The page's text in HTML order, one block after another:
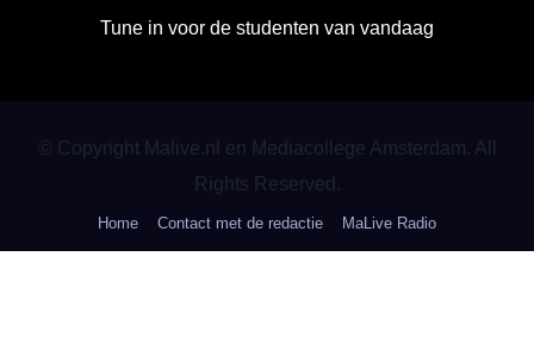
Tune in voor de studenten van vandaag
© Copyright Malive.nl en Mediacollege Amsterdam. All
Rights Reserved.
Home Contact met de redactie MaLive Radio